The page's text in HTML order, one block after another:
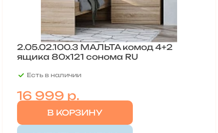
2.05.02.100.3 МАЛЬТА комод 4+2
ящика 80х121 сонома RU
Есть в наличии
16 999 р.
В КОРЗИНУ